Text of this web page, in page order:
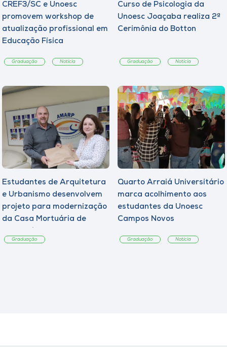
CREF3/SC e Unoesc
promovem workshop de
atualização profissional em
Educação Física
Graduação Notícia
Curso de Psicologia da
Unoesc Joaçaba realiza 2ª
Cerimônia do Botton
Graduação Notícia
Estudantes de Arquitetura
e Urbanismo desenvolvem
projeto para modernização
da Casa Mortuária de
Graduação
Quarto Arraiá Universitário
marca acolhimento aos
estudantes da Unoesc
Campos Novos
Graduação Notícia